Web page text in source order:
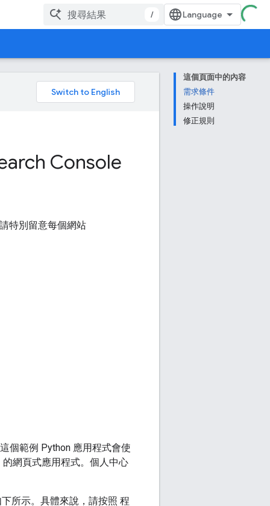
/
這個頁面中的內容
需求條件
操作說明
修正規則
Console
特別留意每個網站
個範例 Python 應用程式會使
網頁式應用程式。個人中心
所示。具體來說，請按照 程